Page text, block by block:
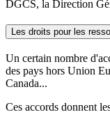
DGCS, la Direction
Les droits pour les
Un certain nombre
des pays hors Union
Canada...
Ces accords donnent